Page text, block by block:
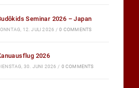
Seminar 2026 – Japan
12. JULI 2026 / 0 COMMENTS
2026
30. JUNI 2026 / 0 COMMENTS